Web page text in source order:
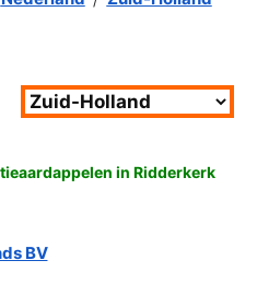
in Ridderkerk
BV